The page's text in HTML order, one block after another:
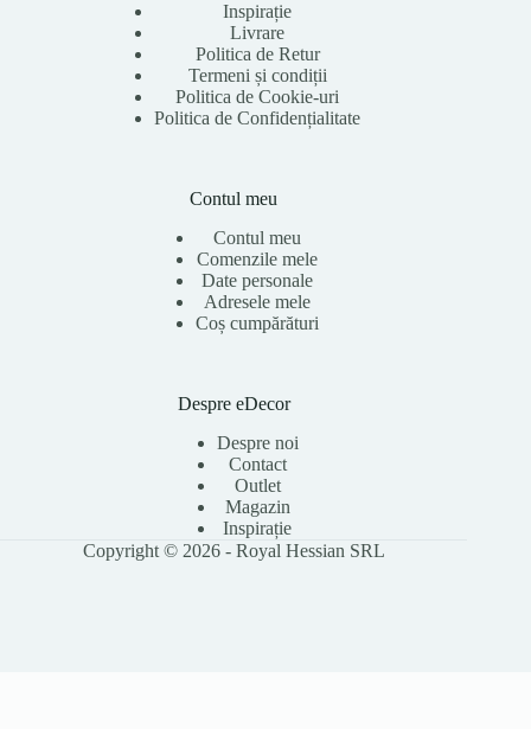
Inspirație
Livrare
Politica de Retur
Termeni și condiții
Politica de Cookie-uri
Politica de Confidențialitate
Contul meu
Contul meu
Comenzile mele
Date personale
Adresele mele
Coș cumpărături
Despre eDecor
Despre noi
Contact
Outlet
Magazin
Inspirație
Copyright © 2026 - Royal Hessian SRL